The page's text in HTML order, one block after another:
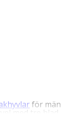
för män
med tre blad.